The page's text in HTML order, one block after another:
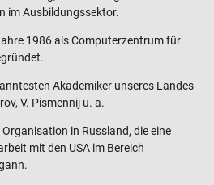
im Ausbildungssektor.
1986 als Computerzentrum für
Akademiker unseres Landes
V. Pismennij u. a.
in Russland, die eine
mit den USA im Bereich